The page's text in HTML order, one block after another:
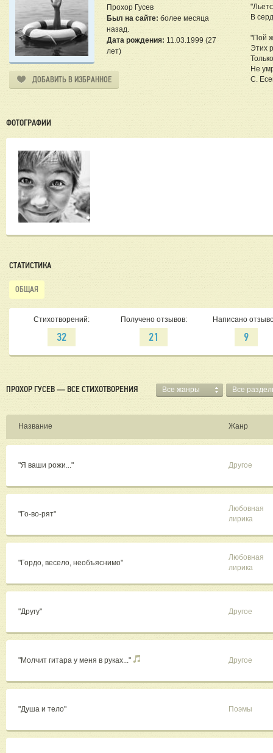
Прохор Гусев
Был на сайте: более месяца
назад.
Дата рождения: 11.03.1999 (27
лет)
ДОБАВИТЬ В ИЗБРАННОЕ
В
"Пой
Этих
Не
С.
ФОТОГРАФИИ
СТАТИСТИКА
ОБЩАЯ
Стихотворений:
32
Получено отзывов:
21
Написано
9
ПРОХОР ГУСЕВ — ВСЕ СТИХОТВОРЕНИЯ Все жанры Все
Название Жанр
"Я ваши рожи..." Другое
"Го-во-рят"
Любовная
лирика
"Гордо, весело, необъяснимо"
Любовная
лирика
"Другу" Другое
"Молчит гитара у меня в руках..." Другое
"Душа и тело" Поэмы